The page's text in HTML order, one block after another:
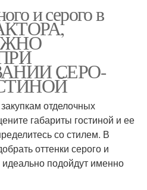
и серого в
СЕРО-
отделочных
габариты гостиной и ее
со стилем. В
оттенки серого и
подойдут именно